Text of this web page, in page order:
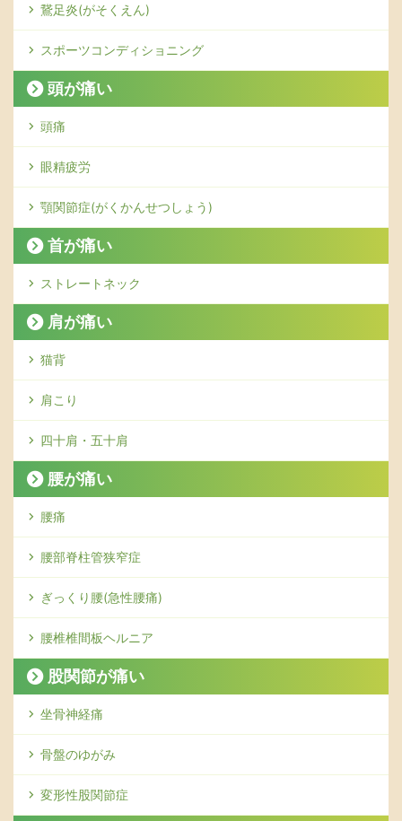
鵞足炎(がそくえん)
スポーツコンディショニング
頭が痛い
頭痛
眼精疲労
顎関節症(がくかんせつしょう)
首が痛い
ストレートネック
肩が痛い
猫背
肩こり
四十肩・五十肩
腰が痛い
腰痛
腰部脊柱管狭窄症
ぎっくり腰(急性腰痛)
腰椎椎間板ヘルニア
股関節が痛い
坐骨神経痛
骨盤のゆがみ
変形性股関節症